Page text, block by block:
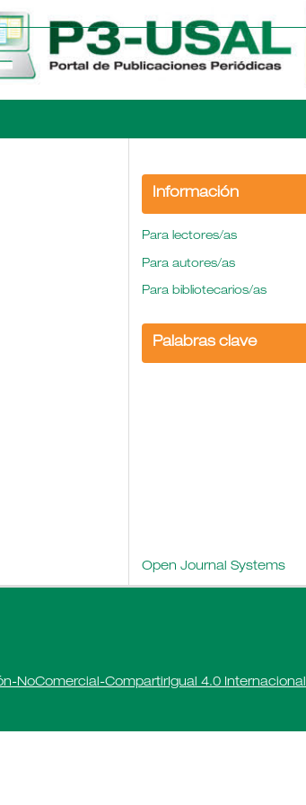
Información
Para lectores/as
Para autores/as
Para bibliotecarios/as
Palabras clave
Open Journal Systems
NoComercial-CompartirIgual 4.0 Internacional